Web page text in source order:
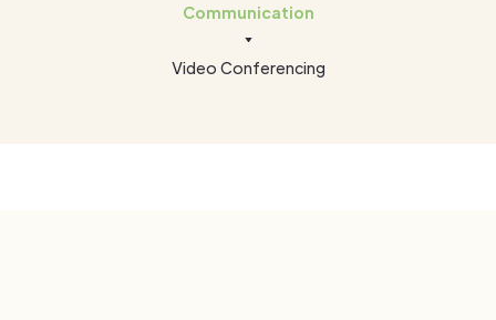
Communication
Video Conferencing